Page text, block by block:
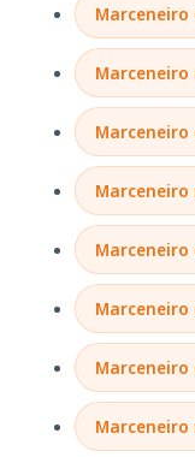
Marceneiro
Marceneiro
Marceneiro
Marceneiro
Marceneiro
Marceneiro
Marceneiro
Marceneiro